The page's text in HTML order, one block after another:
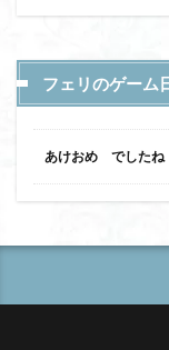
フェリのゲーム
あけおめ でしたね